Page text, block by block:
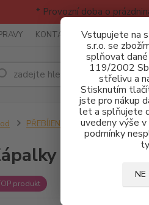
* Provozní doba o
Vstupujete na
s.r.o. se
splňovat
119/2002
střelivu a
Stisknutím
jste pro nákup
let a splňujete
uvedeny výše
podmínky
NE
KONTAKTY RECENZE -
PŘEBÍJENÍ STŘELIVA
produkt